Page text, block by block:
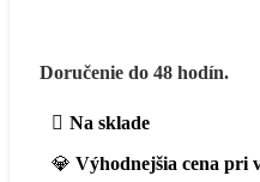
Doručenie do 48 hodín.
Na sklade
💎 Výhodnejšia cena pri